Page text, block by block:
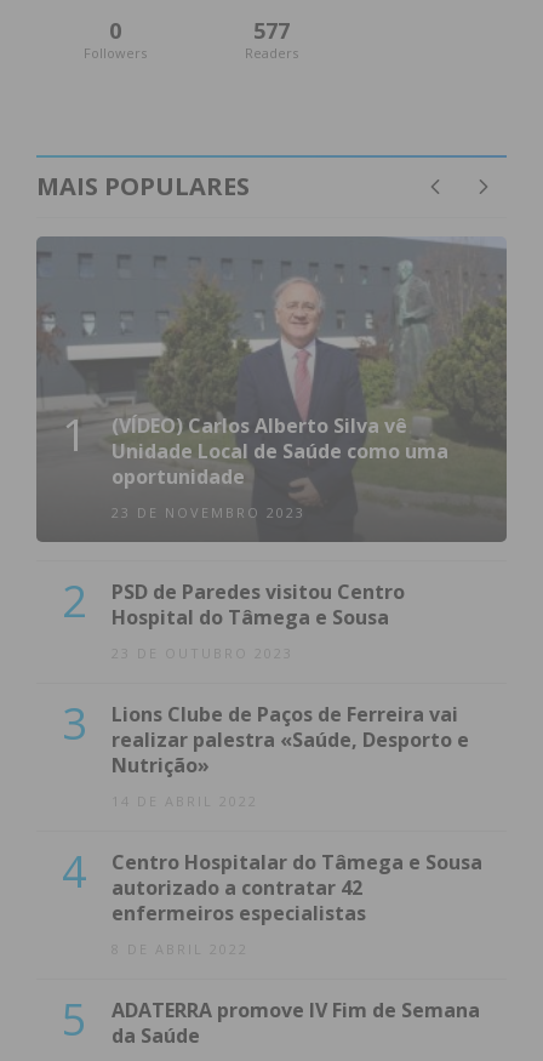
0
Followers
577
Readers
MAIS POPULARES
1
(VÍDEO) Carlos Alberto Silva vê
Unidade Local de Saúde como uma
oportunidade
23 DE NOVEMBRO 2023
2
PSD de Paredes visitou Centro
Hospital do Tâmega e Sousa
23 DE OUTUBRO 2023
3
Lions Clube de Paços de Ferreira vai
realizar palestra «Saúde, Desporto e
Nutrição»
14 DE ABRIL 2022
4
Centro Hospitalar do Tâmega e Sousa
autorizado a contratar 42
enfermeiros especialistas
8 DE ABRIL 2022
5
ADATERRA promove IV Fim de Semana
da Saúde